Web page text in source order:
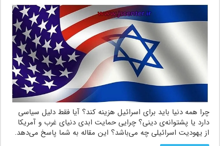
چرا همه دنیا باید براى اسرائیل هزینه‏ كند؟ آیا فقط دلیل سیاسی
دارد یا پشتوانه‌ی دینی؟ چرایی حمایت ابدی دنیای غرب و آمریکا
از یهودیت اسرائیلی چه می‌باشد؟ این مقاله به شما پاسخ می‌دهد.